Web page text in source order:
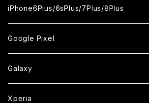
セラミックフィルム
セラミックフィルム
ガラスフィルム
セラミックフィルム
セラミックフィルム
ガラスフィルム
セラミックフィルム
iPhoneXR
ガラスフィルム
セラミックフィルム
iPhoneXSMax
ガラスフィルム
セラミックフィルム
ガラスフィルム
ケース
iPhoneSE2
ガラスフィルム
ケース
iPhone8
ガラスフィルム
セラミックフィルム
iPhone7
ガラスフィルム
セラミックフィルム
iPhone6s
ガラスフィルム
iPhone6
iPhone6Plus/6sPlus/7Plus/8Plus
iPhone6Plus
ガラスフィルム
ケース
iPhone6sPlus
ガラスフィルム
iPhone7Plus
Google Pixel
ガラスフィルム
セラミックフィルム
Galaxy
ガラスフィルム
Xperia